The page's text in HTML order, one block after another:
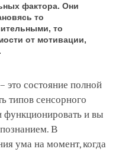
фактора. Они
то
то
от мотивации,
это состояние полной
типов сенсорного
функционировать и вы
В
ума на момент, когда